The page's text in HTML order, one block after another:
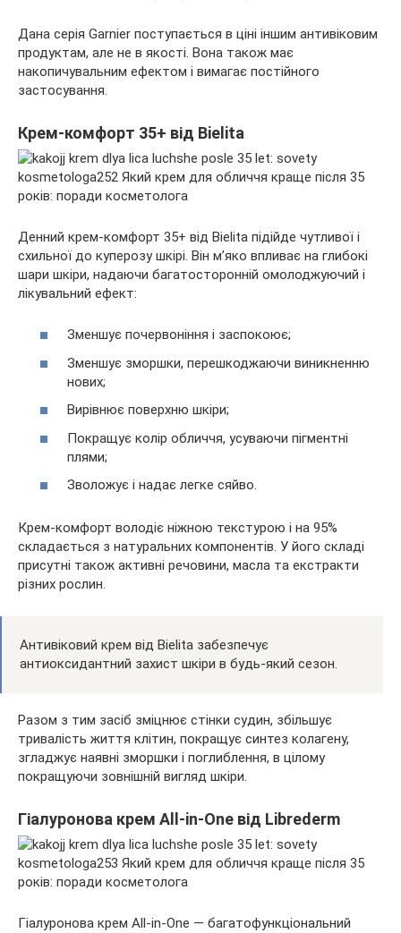
Дана серія Garnier поступається в ціні іншим антивіковим
продуктам, але не в якості. Вона також має
накопичувальним ефектом і вимагає постійного
застосування.
Крем-комфорт 35+ від Bielita
Денний крем-комфорт 35+ від Bielita підійде чутливої і
схильної до куперозу шкірі. Він м’яко впливає на глибокі
шари шкіри, надаючи багатосторонній омолоджуючий і
лікувальний ефект:
Зменшує почервоніння і заспокоює;
Зменшує зморшки, перешкоджаючи виникненню
нових;
Вирівнює поверхню шкіри;
Покращує колір обличчя, усуваючи пігментні
плями;
Зволожує і надає легке сяйво.
Крем-комфорт володіє ніжною текстурою і на 95%
складається з натуральних компонентів. У його складі
присутні також активні речовини, масла та екстракти
різних рослин.
Антивіковий крем від Bielita забезпечує
антиоксидантний захист шкіри в будь-який сезон.
Разом з тим засіб зміцнює стінки судин, збільшує
тривалість життя клітин, покращує синтез колагену,
згладжує наявні зморшки і поглиблення, в цілому
покращуючи зовнішній вигляд шкіри.
Гіалуронова крем All-in-One від Librederm
Гіалуронова крем All-in-One — багатофункціональний